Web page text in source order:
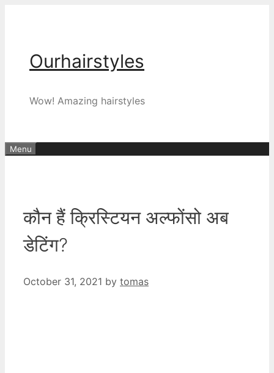
Ourhairstyles
Wow! Amazing hairstyles
Menu
कौन हैं क्रिस्टियन अल्फोंसो अब
डेटिंग?
October 31, 2021 by tomas